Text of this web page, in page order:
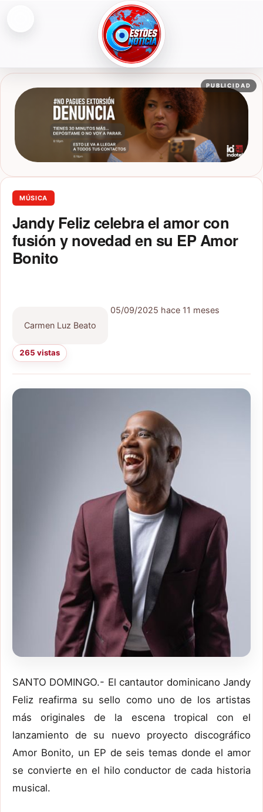
ESTOESNOTICIA|NOTICIAS
PUBLICIDAD
MÚSICA
Jandy Feliz celebra el amor con
fusión y novedad en su EP Amor
Bonito
Carmen Luz Beato
05/09/2025 hace 11 meses
265 vistas
SANTO DOMINGO.- El cantautor dominicano Jandy
Feliz reafirma su sello como uno de los artistas
más originales de la escena tropical con el
lanzamiento de su nuevo proyecto discográfico
Amor Bonito, un EP de seis temas donde el amor
se convierte en el hilo conductor de cada historia
musical.